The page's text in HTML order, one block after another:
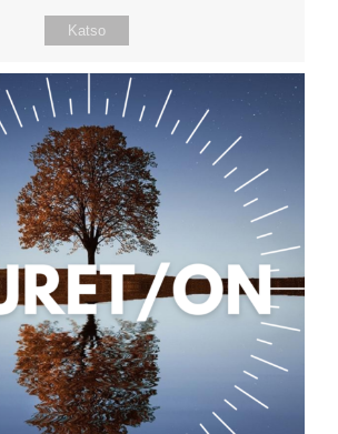
Katso